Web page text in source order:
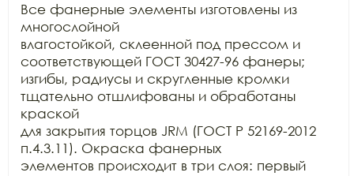
Все фанерные элементы изготовлены из
многослойной
влагостойкой, склеенной под прессом и
соответствующей ГОСТ 30427-96 фанеры;
изгибы, радиусы и скругленные кромки
тщательно отшлифованы и обработаны
краской
для закрытия торцов JRM (ГОСТ Р 52169-2012
п.4.3.11). Окраска фанерных
элементов происходит в три слоя: первый